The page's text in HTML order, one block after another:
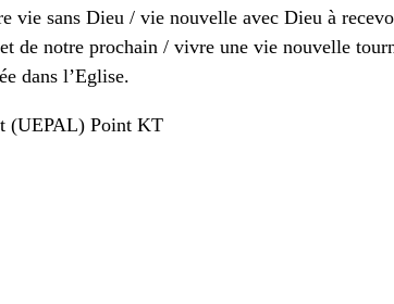
vie sans Dieu / vie nouvelle avec Dieu à
de notre prochain / vivre une vie nouvelle
dans l’Eglise.
(UEPAL) Point KT